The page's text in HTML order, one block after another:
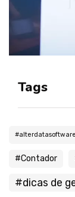
Tags
#alterdatasoftware
#Contador
#dicas de